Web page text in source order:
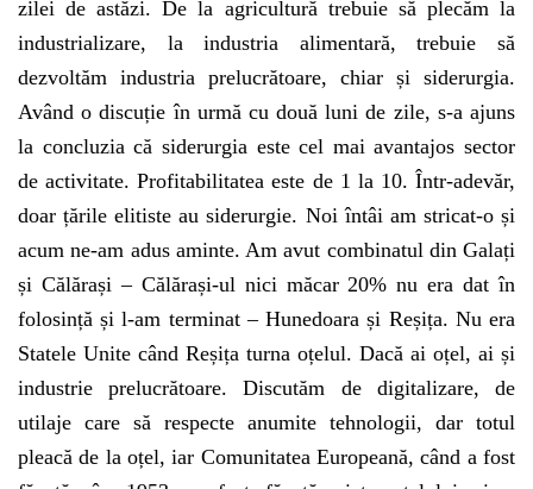
zilei de astăzi. De la agricultură trebuie să plecăm la
industrializare, la industria alimentară, trebuie să
dezvoltăm industria prelucrătoare, chiar și siderurgia.
Având o discuție în urmă cu două luni de zile, s-a ajuns
la concluzia că siderurgia este cel mai avantajos sector
de activitate. Profitabilitatea este de 1 la 10. Într-adevăr,
doar țările elitiste au siderurgie. Noi întâi am stricat-o și
acum ne-am adus aminte. Am avut combinatul din Galați
și Călărași – Călărași-ul nici măcar 20% nu era dat în
folosință și l-am terminat – Hunedoara și Reșița. Nu era
Statele Unite când Reșița turna oțelul. Dacă ai oțel, ai și
industrie prelucrătoare. Discutăm de digitalizare, de
utilaje care să respecte anumite tehnologii, dar totul
pleacă de la oțel, iar Comunitatea Europeană, când a fost